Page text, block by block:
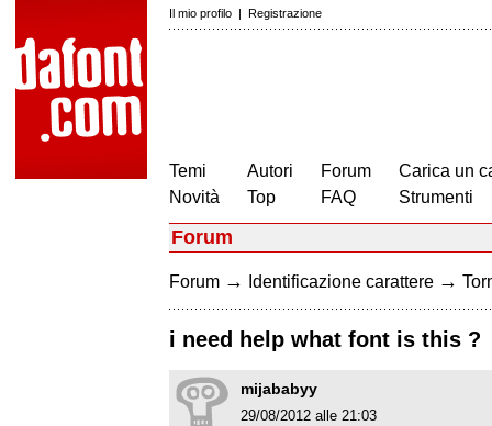
Il mio profilo | Registrazione
Temi
Novità
Autori
Top
Forum
FAQ
Carica un
Strumenti
Forum
Forum → Identificazione carattere →
i need help what font is this ?
mijababyy
29/08/2012 alle 21:03